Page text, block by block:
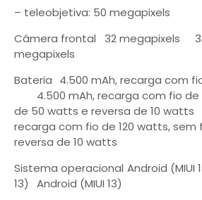
– teleobjetiva: 50 megapixels
Câmera frontal
32 megapixels
megapixels
Bateria 4.500 mAh, recarga com
4.500 mAh, recarga com fio
de 50 watts e reversa de 10 watts
recarga com fio de 120 watts,
reversa de 10 watts
Sistema operacional Android (MIUI
13)
Android (MIUI 13)